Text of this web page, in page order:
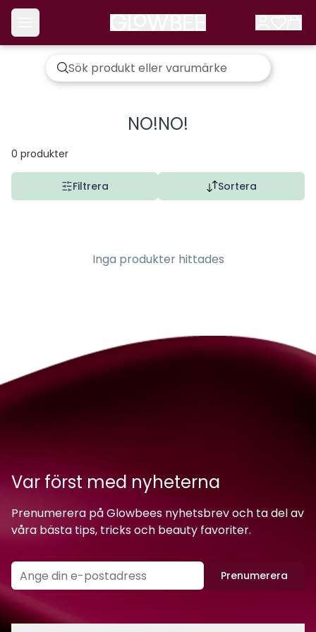
NO!NO!
0 produkter
Filtrera Sortera
Inga produkter hittades
Var först med nyheterna
Prenumerera på Glowbees nyhetsbrev och ta del av
våra bästa tips, tricks och beauty favoriter.
Prenumerera